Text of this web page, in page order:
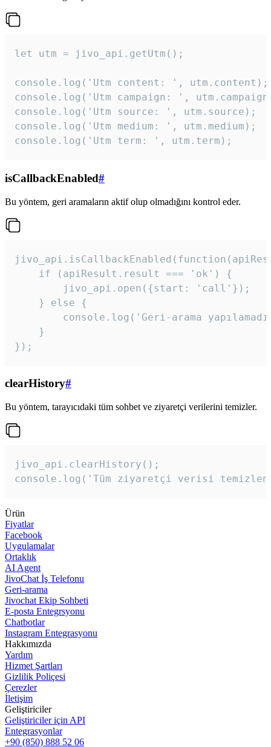
let utm = jivo_api.getUtm();
console.log('Utm content: ', utm.content);
console.log('Utm campaign: ',
console.log('Utm source: ', utm.source);
console.log('Utm medium: ', utm.medium);
console.log('Utm term: ', utm.term);
isCallbackEnabled#
Bu yöntem, geri aramaların aktif olup olmadığını kontrol eder.
    if (apiResult.result === 'ok') {
        jivo_api.open({start: 'call'});
    } else {
console.log('Geri-arama
    }
});
clearHistory#
Bu yöntem, tarayıcıdaki tüm sohbet ve ziyaretçi verilerini temizler.
jivo_api.clearHistory();
console.log('Tüm ziyaretçi verisi
Ürün
Fiyatlar
Facebook
Uygulamalar
Ortaklık
AI Agent
JivoChat İş Telefonu
Geri-arama
Jivochat Ekip Sohbeti
E-posta Entegrsyonu
Chatbotlar
Instagram Entegrasyonu
Hakkımızda
Yardım
Hizmet Şartları
Gizlilik Poliçesi
Çerezler
İletişim
Geliştiriciler
Geliştiriciler için API
Entegrasyonlar
+90 (850) 888 52 06